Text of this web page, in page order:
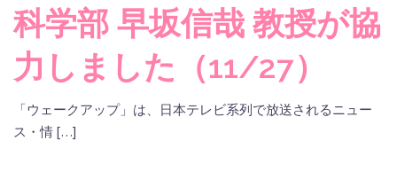
科学部 早坂信哉 教授が協
力しました（11/27）
「ウェークアップ」は、日本テレビ系列で放送されるニュー
ス・情 […]